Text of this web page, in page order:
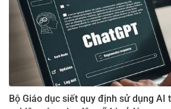
Bộ Giáo dục siết quy định sử dụng AI